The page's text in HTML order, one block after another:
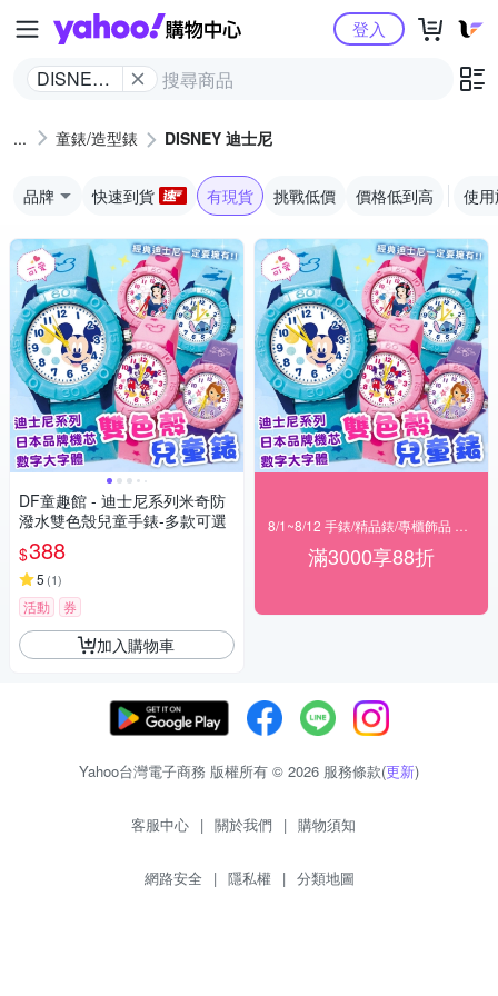
Yahoo購物中心
DISNEY
登入
童錶/造型錶 DISNEY 迪士尼
品牌 快速到貨 有現貨 挑戰低價 價格低到高 使
DF童趣館 - 迪士尼系列米奇防
潑水雙色殼兒童手錶-多款可選
$388
5 (1)
活動 券
加入購物車
滿3000享88折
Yahoo台灣電子商務 版權所有 © 2026 服務條款(更新)
客服中心 | 關於我們 | 購物須知
網路安全 | 隱私權 | 分類地圖